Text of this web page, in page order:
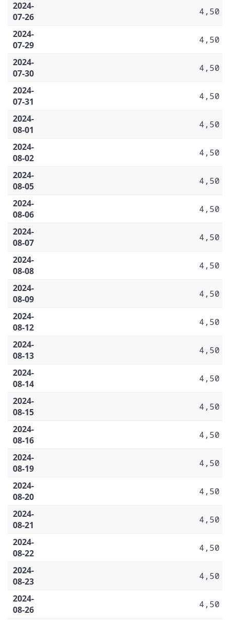
2024-
07-26
4,50
2024-
07-29
4,50
2024-
07-30
4,50
2024-
07-31
4,50
2024-
08-01
4,50
2024-
08-02
4,50
2024-
08-05
4,50
2024-
08-06
4,50
2024-
08-07
4,50
2024-
08-08
4,50
2024-
08-09
4,50
2024-
08-12
4,50
2024-
08-13
4,50
2024-
08-14
4,50
2024-
08-15
4,50
2024-
08-16
4,50
2024-
08-19
4,50
2024-
08-20
4,50
2024-
08-21
4,50
2024-
08-22
4,50
2024-
08-23
4,50
2024-
08-26
4,50